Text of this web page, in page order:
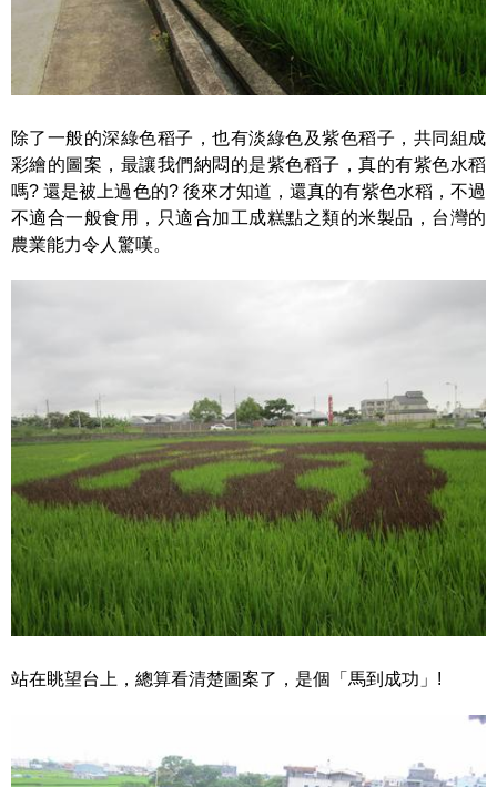
除了一般的深綠色稻子，也有淡綠色及紫色稻子，共同組成
彩繪的圖案，最讓我們納悶的是紫色稻子，真的有紫色水稻
嗎? 還是被上過色的? 後來才知道，還真的有紫色水稻，不過
不適合一般食用，只適合加工成糕點之類的米製品，台灣的
農業能力令人驚嘆。
站在眺望台上，總算看清楚圖案了，是個「馬到成功」!